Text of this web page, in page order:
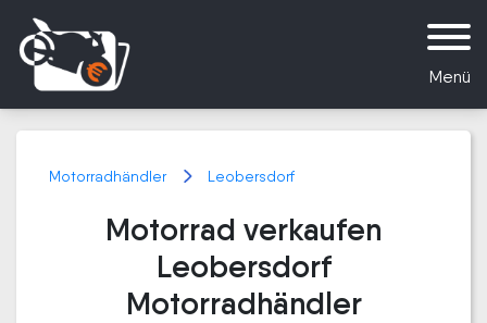
Menü
Motorradhändler Leobersdorf
Motorrad verkaufen
Leobersdorf
Motorradhändler